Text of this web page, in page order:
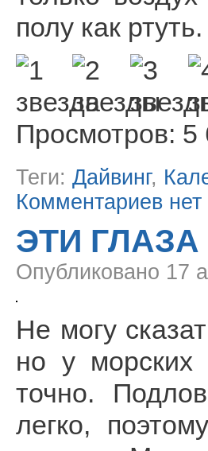
полу как ртуть.
Просмотров: 5
Теги: Дайвинг,
Комментариев нет
ЭТИ
Опубликовано 17
Не могу
но у морских
точно.
легко,